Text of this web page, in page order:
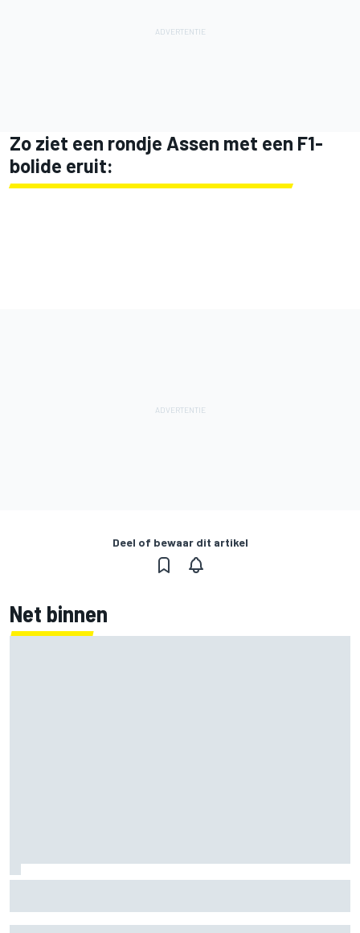
Zo ziet een rondje Assen met een F1-
bolide eruit:
Deel of bewaar dit artikel
Net binnen